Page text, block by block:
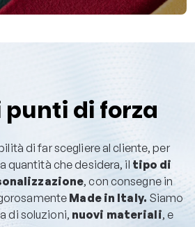
di forza
di far scegliere al cliente, per
quantità che desidera, iltipo di
, con consegne in
Made in Italy. Siamo
di soluzioni, nuovi materiali, e